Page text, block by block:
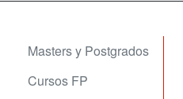
Masters y Postgrados
Cursos FP